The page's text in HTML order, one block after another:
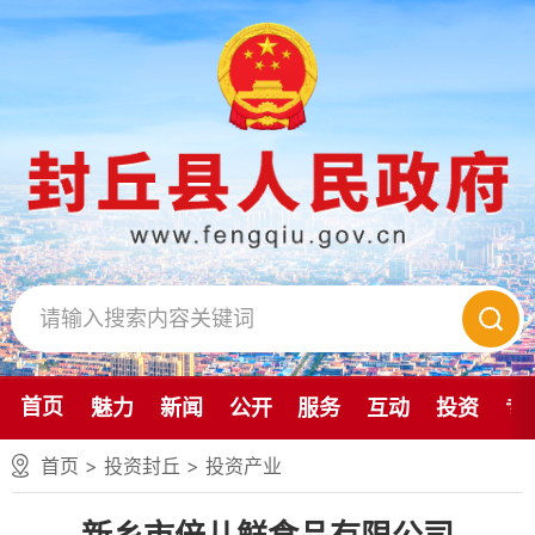
首页 魅力 新闻 公开 服务 互动 投资 专
首页 > 投资封丘 > 投资产业